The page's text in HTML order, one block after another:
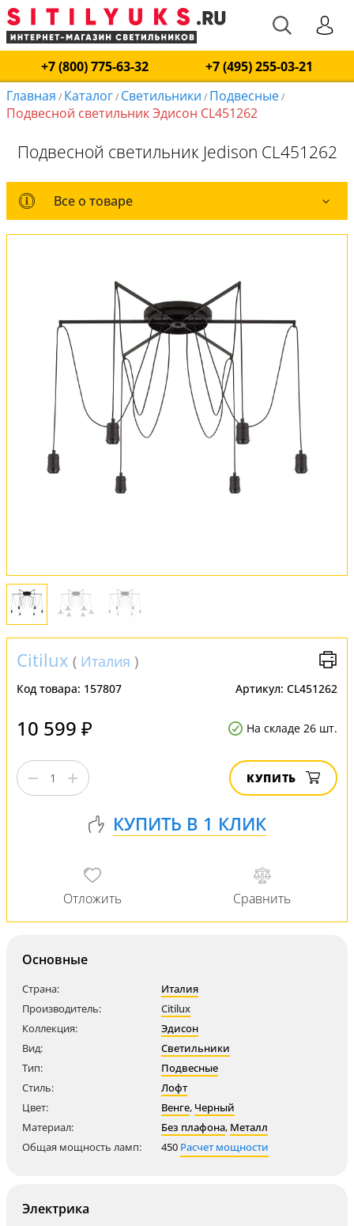
+7 (800) 775-63-32
+7 (495) 255-03-21
Главная / Каталог/ Светильники / Подвесные/
Подвесной светильник Эдисон CL451262
Подвесной светильник Jedison CL451262
Все о товаре
Все о товаре
Комплект лампочек
Вся коллекция
Оплата и доставка
Обмен и возврат
Установка
FAQ
Citilux ( Италия )
Код товара: 157807 Артикул: CL451262
10 599 ₽ На складе 26 шт.
КУПИТЬ
Основные
Страна:
Италия
Производитель:
Citilux
Коллекция:
Эдисон
Вид:
Светильники
Тип:
Подвесные
Стиль:
Лофт
Цвет:
Венге, Черный
Материал:
Без плафона, Металл
Общая мощность ламп:
450 Расчет мощности
Электрика